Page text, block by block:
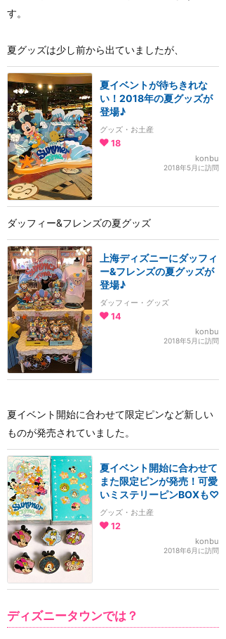
す。
夏グッズは少し前から出ていましたが、
夏イベントが待ちきれな
い！2018年の夏グッズが
登場♪
グッズ・お土産
18
konbu
2018年5月に訪問
ダッフィー&フレンズの夏グッズ
上海ディズニーにダッフィ
ー&フレンズの夏グッズが
登場♪
ダッフィー・グッズ
14
konbu
2018年5月に訪問
夏イベント開始に合わせて限定ピンなど新しい
ものが発売されていました。
夏イベント開始に合わせて
また限定ピンが発売！可愛
いミステリーピンBOXも♡
グッズ・お土産
12
konbu
2018年6月に訪問
ディズニータウンでは？